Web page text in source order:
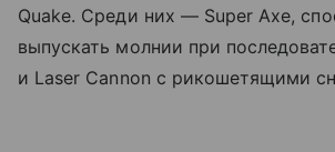
Quake. Среди них — Super Axe,
выпускать молнии при
и Laser Cannon с рикошетящими